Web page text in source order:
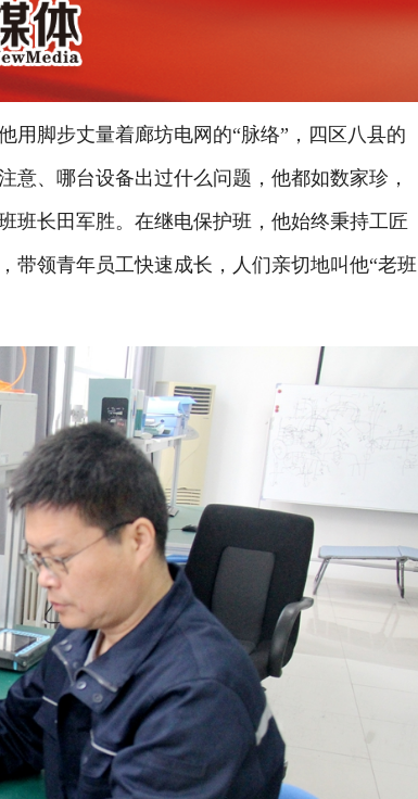
脚步丈量着廊坊电网的“脉络”，四区八县的
意、哪台设备出过什么问题，他都如数家珍，
班长田军胜。在继电保护班，他始终秉持工匠
带领青年员工快速成长，人们亲切地叫他“老班